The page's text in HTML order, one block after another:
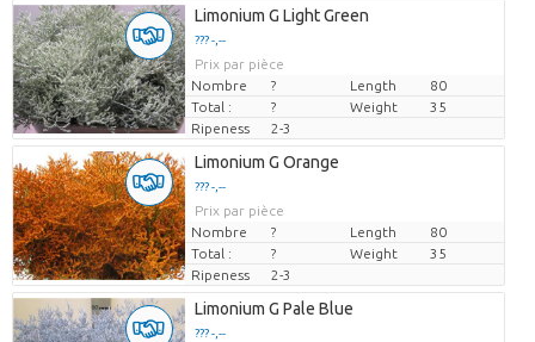
Limonium G Light Green
??? -,--
Prix par pièce
Nombre
? Length
80
Total :
? Weight
35
Ripeness
2-3
Limonium G Orange
??? -,--
Prix par pièce
Nombre
? Length
80
Total :
? Weight
35
Ripeness
2-3
Limonium G Pale Blue
??? -,--